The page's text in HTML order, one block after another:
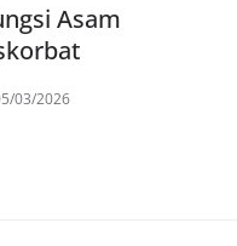
Asam
03/2026